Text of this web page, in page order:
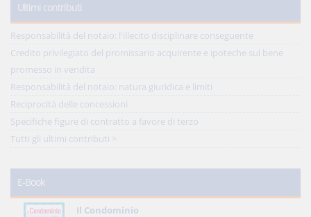
Ultimi contributi
Responsabilità del notaio: l'illecito disciplinare conseguente
Credito privilegiato del promissario acquirente e ipoteche sul bene
promesso in vendita
Responsabilità del notaio: natura giuridica e limiti
Reciprocità delle concessioni
Specifiche figure di contratto a favore di terzo
Tutti gli ultimi contributi >
E-Book
Il Condominio